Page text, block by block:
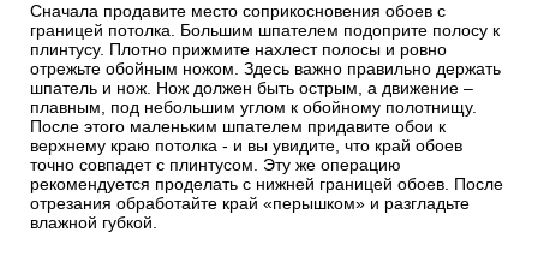
Сначала продавите место соприкосновения обоев с
границей потолка. Большим шпателем подоприте полосу к
плинтусу. Плотно прижмите нахлест полосы и ровно
отрежьте обойным ножом. Здесь важно правильно держать
шпатель и нож. Нож должен быть острым, а движение –
плавным, под небольшим углом к обойному полотнищу.
После этого маленьким шпателем придавите обои к
верхнему краю потолка - и вы увидите, что край обоев
точно совпадет с плинтусом. Эту же операцию
рекомендуется проделать с нижней границей обоев. После
отрезания обработайте край «перышком» и разгладьте
влажной губкой.